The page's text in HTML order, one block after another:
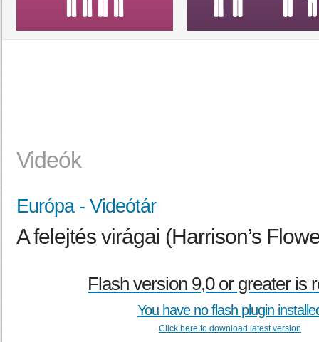
Videók
Európa - Videótár
A felejtés virágai (Harrison’s
Flash version 9,0 or greater is
You have no flash plugin
Click here to download latest version